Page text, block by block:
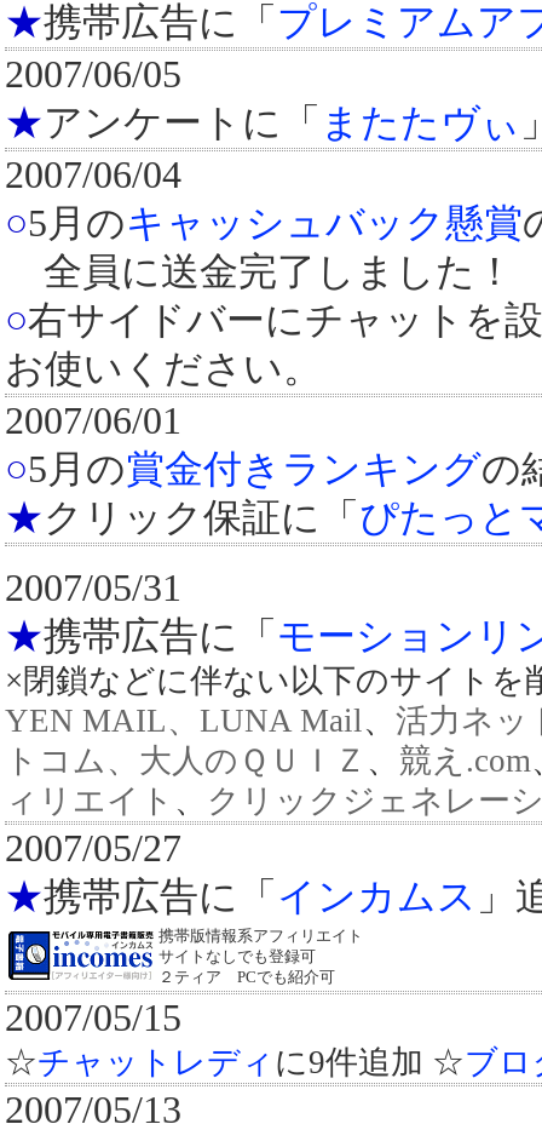
★携帯広告に「 プレミアムア
2007/06/05
★アンケートに「 またたヴぃ
2007/06/04
○5月のキャッシュバック懸賞
全員に送金完了しました！
○右サイドバーにチャットを
お使いください。
2007/06/01
○5月の賞金付きランキングの
★クリック保証に「 ぴたっと
2007/05/31
★携帯広告に「 モーションリ
×閉鎖などに伴ない以下のサイトを
YEN MAIL、LUNA Mail、 活力ネッ
トコム、大人のＱＵＩＺ 、 競え.com
ィリエイト 、 クリックジェネレー
2007/05/27
★携帯広告に「 インカムス 」
携帯版情報系アフィリエイト
サイトなしでも登録可
２ティア PCでも紹介可
2007/05/15
☆チャットレディ に9件追加 ☆ブロ
2007/05/13